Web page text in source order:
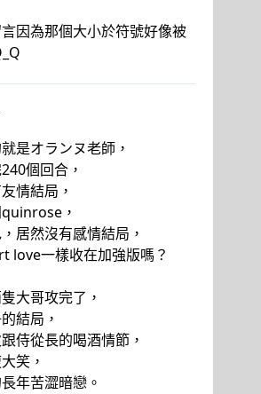
因為那個大小於符號好像被
是オランヌ老師，
個回合，
情結局，
，
居然沒有感情結局，
love一樣收在加強版嗎？
大哥攻完了，
結局，
侍從長的喝酒情節，
笑，
年苦澀暗戀。